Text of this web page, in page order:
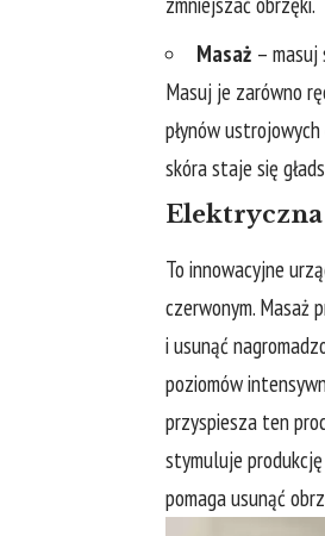
Masaż –
Masuj je zarówno
płynów
skóra staje się
To innowacyjne
czerwonym. Masaż
i usunąć
poziomów
przyspiesza ten
stymuluje
pomaga usunąć